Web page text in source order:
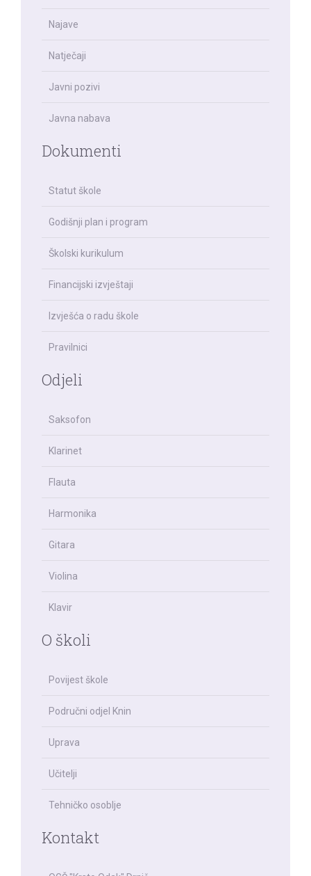
Najave
Natječaji
Javni pozivi
Javna nabava
Dokumenti
Statut škole
Godišnji plan i program
Školski kurikulum
Financijski izvještaji
Izvješća o radu škole
Pravilnici
Odjeli
Saksofon
Klarinet
Flauta
Harmonika
Gitara
Violina
Klavir
O školi
Povijest škole
Područni odjel Knin
Uprava
Učitelji
Tehničko osoblje
Kontakt